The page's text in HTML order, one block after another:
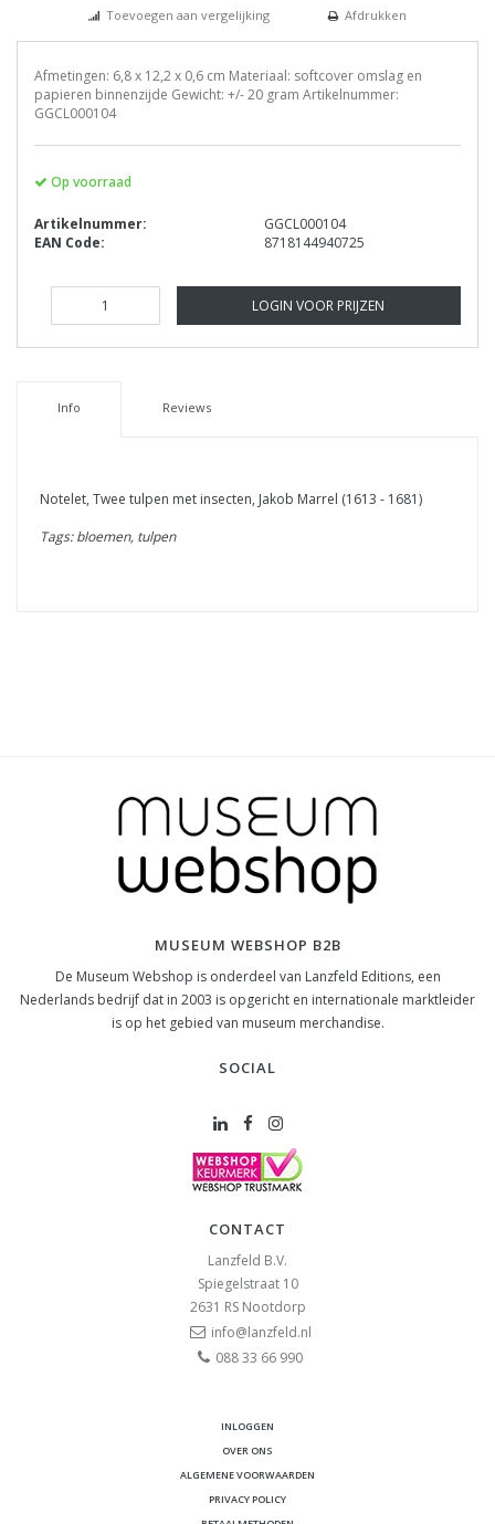
Toevoegen aan vergelijking
Afdrukken
Afmetingen: 6,8 x 12,2 x 0,6 cm Materiaal: softcover omslag en
papieren binnenzijde Gewicht: +/- 20 gram Artikelnummer:
GGCL000104
Op voorraad
Artikelnummer:
GGCL000104
EAN Code:
8718144940725
LOGIN VOOR PRIJZEN
Info Reviews
Notelet, Twee tulpen met insecten, Jakob Marrel (1613 - 1681)
Tags: bloemen, tulpen
MUSEUM WEBSHOP B2B
De Museum Webshop is onderdeel van Lanzfeld Editions, een
Nederlands bedrijf dat in 2003 is opgericht en internationale marktleider
is op het gebied van museum merchandise.
SOCIAL
CONTACT
Lanzfeld B.V.
Spiegelstraat 10
2631 RS Nootdorp
info@lanzfeld.nl
088 33 66 990
INLOGGEN
OVER ONS
ALGEMENE VOORWAARDEN
PRIVACY POLICY